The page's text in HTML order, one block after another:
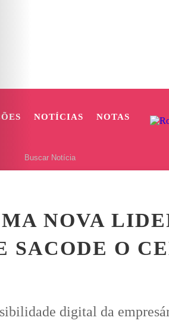
NOTÍCIAS NOTAS
NOVA
SACODE O
digital da